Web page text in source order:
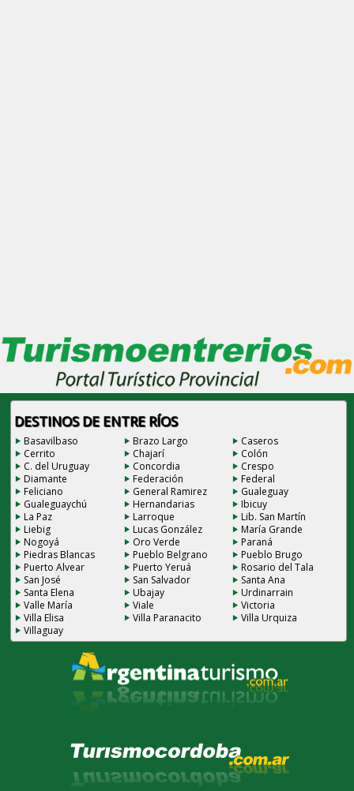
DESTINOS DE ENTRE RÍOS
Basavilbaso Brazo Largo
Caseros
Cerrito
Chajarí
Colón
C. del Uruguay
Concordia
Crespo
Diamante
Federación
Federal
Feliciano
General Ramirez
Gualeguay
Gualeguaychú
Hernandarias
Ibicuy
La Paz
Larroque
Lib. San Martín
Liebig
Lucas González
María Grande
Nogoyá
Oro Verde
Paraná
Piedras Blancas
Pueblo Belgrano
Pueblo Brugo
Puerto Alvear
Puerto Yeruá
Rosario del Tala
San José
San Salvador
Santa Ana
Santa Elena
Ubajay
Urdinarrain
Valle María
Viale
Victoria
Villa Elisa
Villa Paranacito
Villa Urquiza
Villaguay